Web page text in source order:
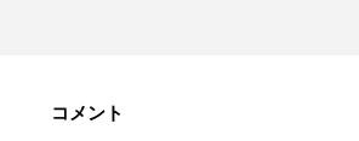
コメント